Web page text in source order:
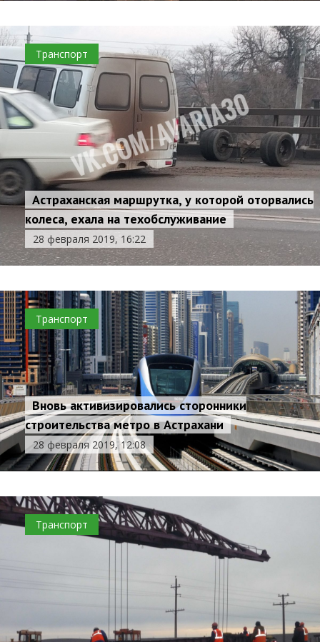
Транспорт
Астраханская маршрутка, у которой оторвались
колеса, ехала на техобслуживание
28 февраля 2019, 16:22
Транспорт
Вновь активизировались сторонники
строительства метро в Астрахани
28 февраля 2019, 12:08
Транспорт